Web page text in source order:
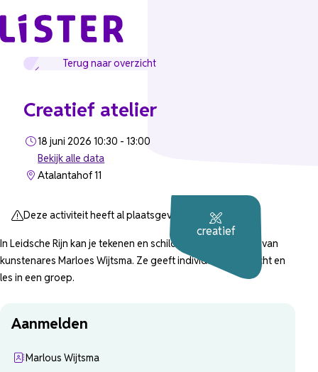
Ga naar de inhoud
Terug naar overzicht
Creatief atelier
18 juni 2026 10:30 - 13:00
Bekijk alle data
Atalantahof 11
creatief
Deze activiteit heeft al plaatsgevonden.
In Leidsche Rijn kan je tekenen en schilderen onder leiding van
kunstenares Marloes Wijtsma. Ze geeft individuele aandacht en
les in een groep.
Aanmelden
Marlous Wijtsma